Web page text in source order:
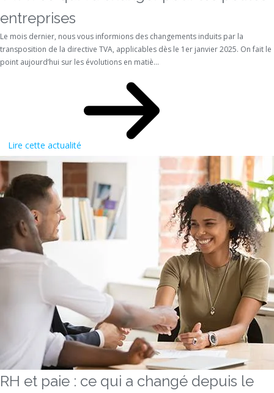
entreprises
Le mois dernier, nous vous informions des changements induits par la
transposition de la directive TVA, applicables dès le 1er janvier 2025. On fait le
point aujourd’hui sur les évolutions en matiè...
Lire cette actualité
RH et paie : ce qui a changé depuis le